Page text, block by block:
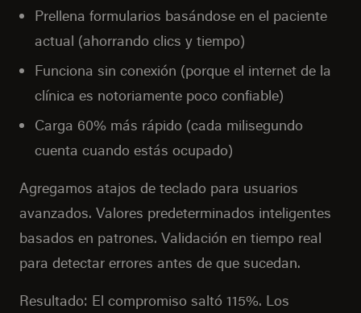
Prellena formularios basándose en el paciente
actual (ahorrando clics y tiempo)
Funciona sin conexión (porque el internet de la
clínica es notoriamente poco confiable)
Carga 60% más rápido (cada milisegundo
cuenta cuando estás ocupado)
Agregamos atajos de teclado para usuarios
avanzados. Valores predeterminados inteligentes
basados en patrones. Validación en tiempo real
para detectar errores antes de que sucedan.
Resultado: El compromiso saltó 115%. Los